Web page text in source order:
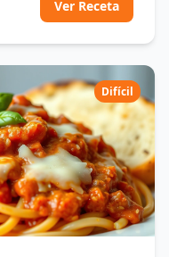
Ver Receta
Difícil